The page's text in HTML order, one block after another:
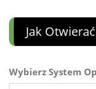
Jak
Wybierz System